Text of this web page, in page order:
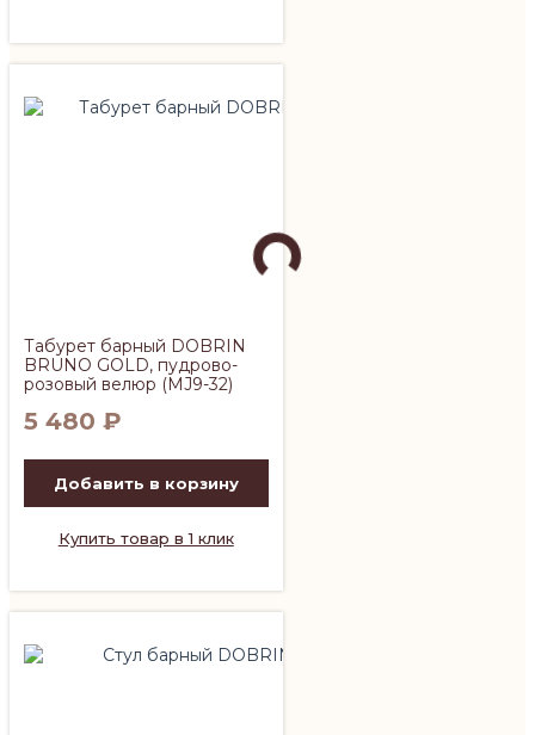
Табурет барный DOBRIN
BRUNO GOLD, пудрово-
розовый велюр (MJ9-32)
5 480 ₽
Добавить в корзину
Купить товар в 1 клик